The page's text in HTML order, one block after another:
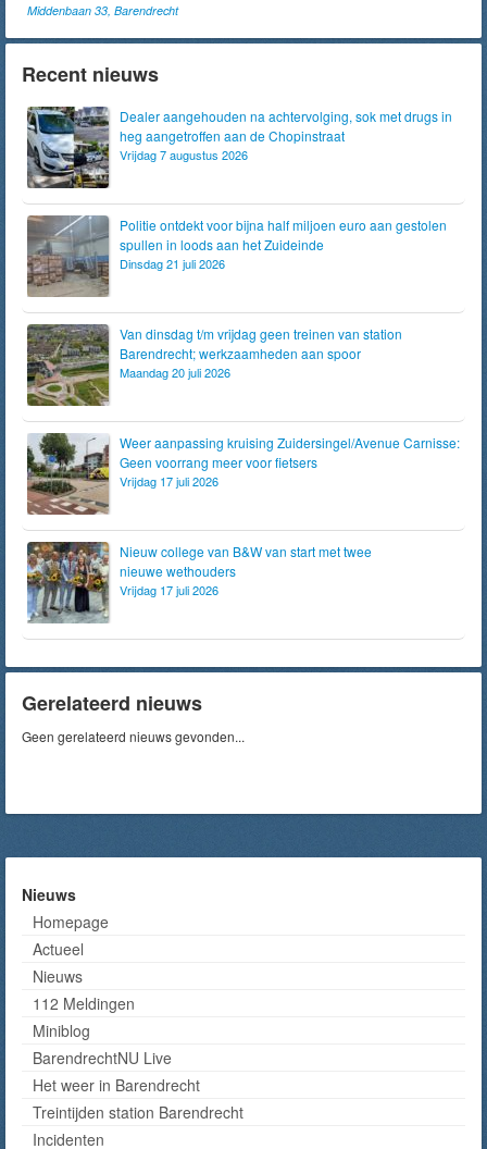
Middenbaan 33, Barendrecht
Recent nieuws
Dealer aangehouden na achtervolging, sok met drugs in
heg aangetroffen aan de Chopinstraat
Vrijdag 7 augustus 2026
Politie ontdekt voor bijna half miljoen euro aan gestolen
spullen in loods aan het Zuideinde
Dinsdag 21 juli 2026
Van dinsdag t/m vrijdag geen treinen van station
Barendrecht; werkzaamheden aan spoor
Maandag 20 juli 2026
Weer aanpassing kruising Zuidersingel/Avenue Carnisse:
Geen voorrang meer voor fietsers
Vrijdag 17 juli 2026
Nieuw college van B&W van start met twee
nieuwe wethouders
Vrijdag 17 juli 2026
Gerelateerd nieuws
Geen gerelateerd nieuws gevonden...
Nieuws
Homepage
Actueel
Nieuws
112 Meldingen
Miniblog
BarendrechtNU Live
Het weer in Barendrecht
Treintijden station Barendrecht
Incidenten